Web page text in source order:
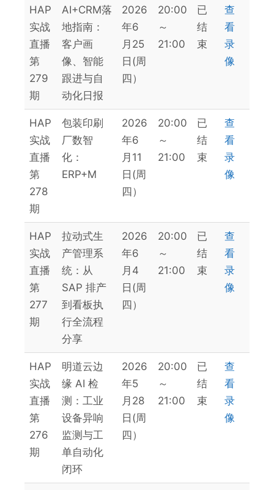
HAP
实战
直播
第
279
期
AI+CRM落
地指南：
客户画
像、智能
跟进与自
动化日报
2026
年6
月25
日(周
四）
20:00
～
21:00
已
结
束
查
看
录
像
HAP
实战
直播
第
278
期
包装印刷
厂数智
化：
ERP+M
2026
年6
月11
日(周
四）
20:00
～
21:00
已
结
束
查
看
录
像
HAP
实战
直播
第
277
期
拉动式生
产管理系
统：从
SAP 排产
到看板执
行全流程
分享
2026
年6
月4
日(周
四）
20:00
～
21:00
已
结
束
查
看
录
像
HAP
实战
直播
第
276
期
明道云边
缘 AI 检
测：工业
设备异响
监测与工
单自动化
闭环
2026
年5
月28
日(周
四）
20:00
～
21:00
已
结
束
查
看
录
像